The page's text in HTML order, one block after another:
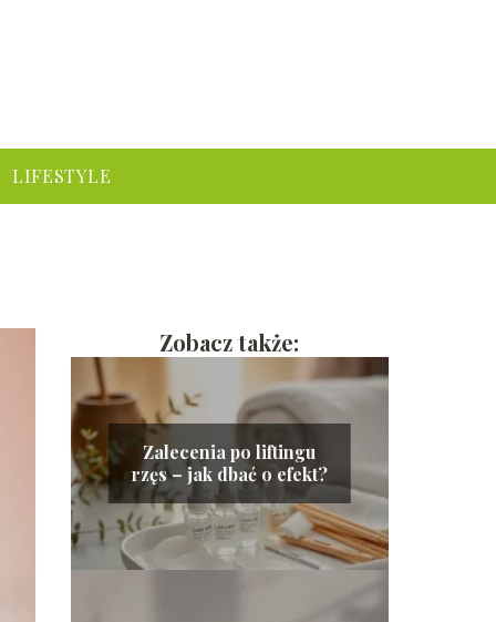
LIFESTYLE
Zobacz także:
Zalecenia po liftingu
rzęs – jak dbać o efekt?